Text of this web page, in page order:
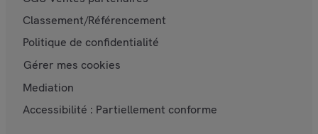
Classement/Référencement
Politique de confidentialité
Gérer mes cookies
Mediation
Accessibilité : Partiellement conforme